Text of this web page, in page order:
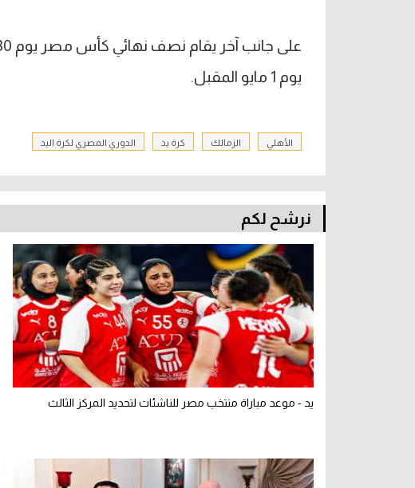
يوم 1 مايو المقبل.
الأهلي الزمالك كرة يد الدوري المصري لكرة اليد
نرشح لكم
يد - موعد مباراة منتخب مصر للناشئات لتحديد المركز الثالث